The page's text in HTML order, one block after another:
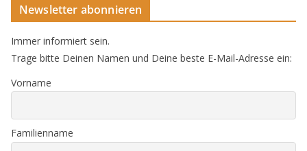
Newsletter abonnieren
Immer informiert sein.
Trage bitte Deinen Namen und Deine beste E-Mail-Adresse ein:
Vorname
Familienname